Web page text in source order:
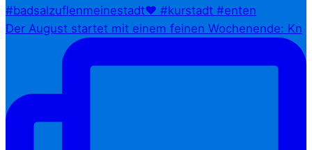
Der August startet mit einem feinen Wochenende: Kn